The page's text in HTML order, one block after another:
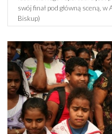
swój finał pod główną sceną,
Biskup)